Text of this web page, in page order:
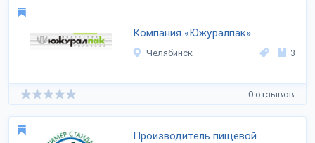
Компания «Южуралпак»
Челябинск 3
0 отзывов
Производитель пищевой